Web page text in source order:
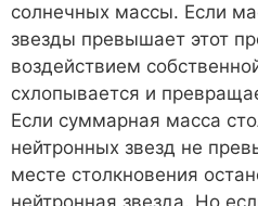
солнечных массы. Если
звезды превышает этот
воздействием
схлопывается и
Если суммарная масса
нейтронных звезд не
месте столкновения